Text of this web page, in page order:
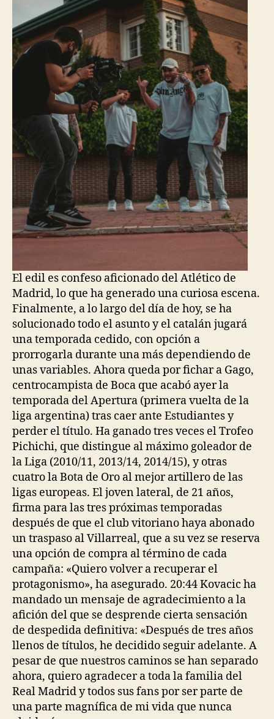
El edil es confeso aficionado del Atlético de
Madrid, lo que ha generado una curiosa escena.
Finalmente, a lo largo del día de hoy, se ha
solucionado todo el asunto y el catalán jugará
una temporada cedido, con opción a
prorrogarla durante una más dependiendo de
unas variables. Ahora queda por fichar a Gago,
centrocampista de Boca que acabó ayer la
temporada del Apertura (primera vuelta de la
liga argentina) tras caer ante Estudiantes y
perder el título. Ha ganado tres veces el Trofeo
Pichichi, que distingue al máximo goleador de
la Liga (2010/11, 2013/14, 2014/15), y otras
cuatro la Bota de Oro al mejor artillero de las
ligas europeas. El joven lateral, de 21 años,
firma para las tres próximas temporadas
después de que el club vitoriano haya abonado
un traspaso al Villarreal, que a su vez se reserva
una opción de compra al término de cada
campaña: «Quiero volver a recuperar el
protagonismo», ha asegurado. 20:44 Kovacic ha
mandado un mensaje de agradecimiento a la
afición del que se desprende cierta sensación
de despedida definitiva: «Después de tres años
llenos de títulos, he decidido seguir adelante. A
pesar de que nuestros caminos se han separado
ahora, quiero agradecer a toda la familia del
Real Madrid y todos sus fans por ser parte de
una parte magnífica de mi vida que nunca